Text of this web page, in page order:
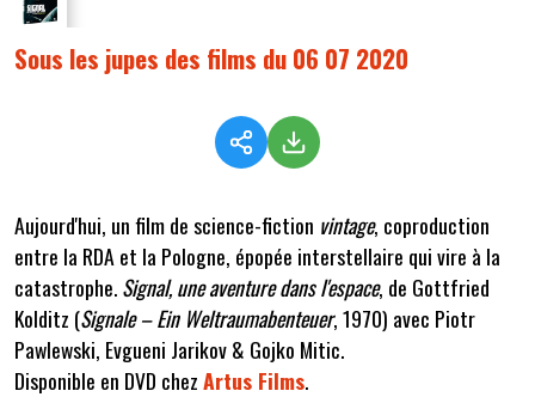
Sous les jupes des films du 06 07 2020
Aujourd'hui, un film de science-fiction vintage, coproduction
entre la RDA et la Pologne, épopée interstellaire qui vire à la
catastrophe.Signal, une aventure dans l'espace, de Gottfried
Kolditz (Signale – Ein Weltraumabenteuer, 1970) avec Piotr
Pawlewski, Evgueni Jarikov & Gojko Mitic.
Disponible en DVD chezArtus Films.